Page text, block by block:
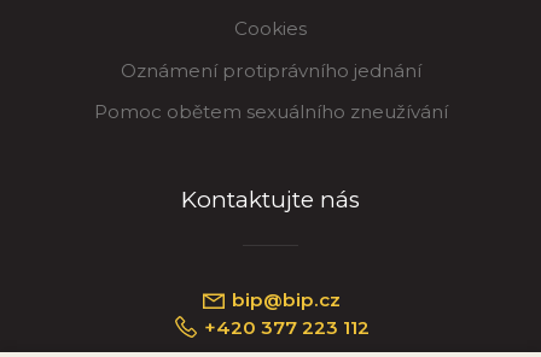
Cookies
Oznámení protiprávního jednání
Pomoc obětem sexuálního zneužívání
Kontaktujte nás
bip@bip.cz
+420 377 223 112